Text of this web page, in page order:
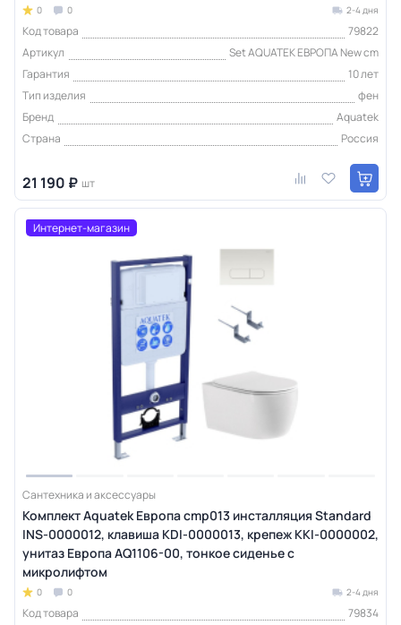
0 0 2-4 дня
Код товара
79822
Артикул
Set AQUATEK ЕВРОПА New cm
Гарантия
10 лет
Тип изделия
фен
Бренд
Aquatek
Страна
Россия
21 190 ₽ шт
Интернет-магазин
Сантехника и аксессуары
Комплект Aquatek Европа cmp013 инсталляция Standard
INS-0000012, клавиша KDI-0000013, крепеж KKI-0000002,
унитаз Европа AQ1106-00, тонкое сиденье с
микролифтом
0 0 2-4 дня
Код товара
79834